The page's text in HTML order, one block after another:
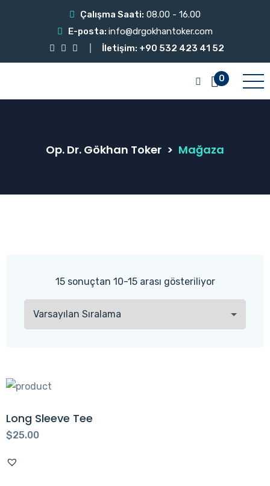
Çalışma Saati: 08.00 - 16.00
E-posta: info@drgokhantoker.com
İletişim: +90 532 423 41 52
0
Op. Dr. Gökhan Toker > Mağaza
15 sonuçtan 10-15 arası gösteriliyor
Long Sleeve Tee
$25.00